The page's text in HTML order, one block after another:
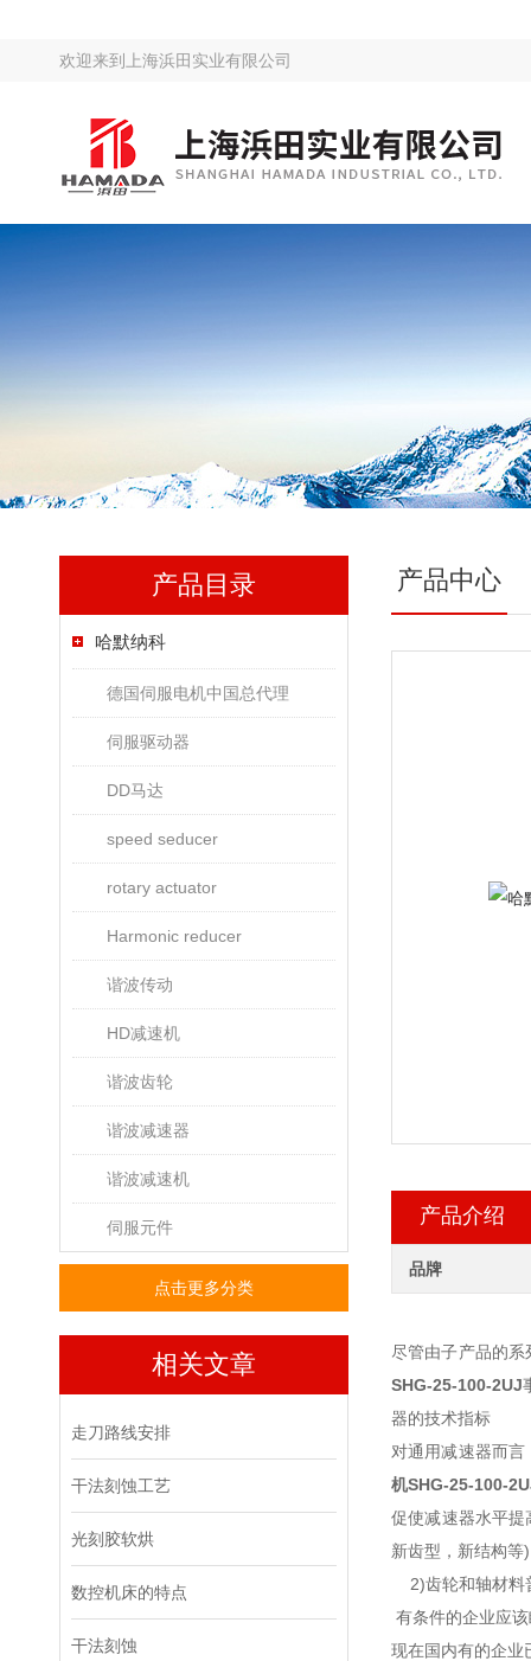
欢迎来到 上海浜田实业有限公司
产品目录
哈默纳科
德国伺服电机中国总代理
伺服驱动器
DD马达
speed seducer
rotary actuator
Harmonic reducer
谐波传动
HD减速机
谐波齿轮
谐波减速器
谐波减速机
伺服元件
点击更多分类
相关文章
走刀路线安排
干法刻蚀工艺
光刻胶软烘
数控机床的特点
干法刻蚀
产品中心
产品介绍
品牌
尽管由子产品的
SHG-25-100-2UJ
器的技术指标
对通用减速器而
机SHG-25-100-
促使减速器水平
新齿型，新结构等
2)齿轮和轴材料
有条件的企业应
现在国内有的企业